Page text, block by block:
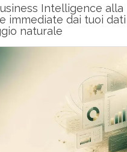
Intelligence alla
immediate dai tuoi dati
naturale